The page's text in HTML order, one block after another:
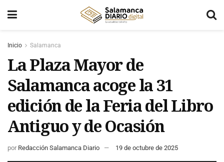
Inicio Salamanca
La Plaza Mayor de
Salamanca acoge la 31
edición de la Feria del Libro
Antiguo y de Ocasión
por Redacción Salamanca Diario 19 de octubre de 2025